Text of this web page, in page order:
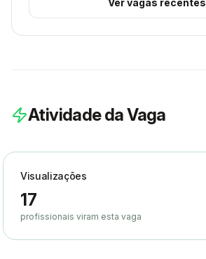
Atividade da Vaga
Visualizações
17
profissionais viram esta vaga